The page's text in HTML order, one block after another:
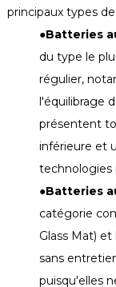
principaux types
●Batteries
du type le
régulier,
l'équilibrage
présentent
inférieure et
technologies
●Batteries
catégorie
Glass Mat)
sans
puisqu'elles